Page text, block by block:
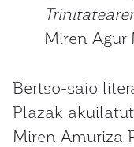
Miren Agur
Bertso-saio
Plazak
Miren Amuriza